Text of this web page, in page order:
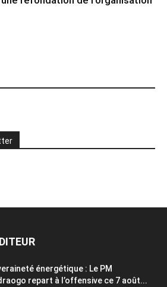
énergétique : Le PM
repart à l’offensive ce 7 août...